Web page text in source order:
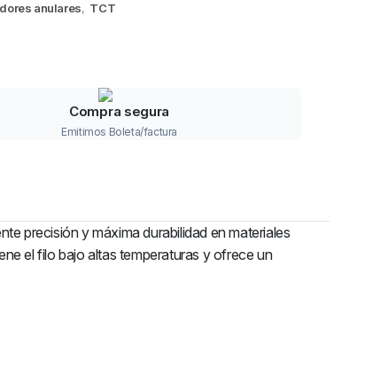
anulares, TCT
Compra segura
Emitimos Boleta/factura
precisión y máxima durabilidad en materiales
el filo bajo altas temperaturas y ofrece un